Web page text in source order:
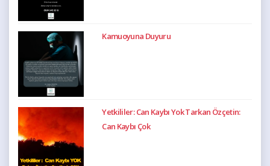
Kamuoyuna Duyuru
Yetkililer: Can Kaybı Yok Tarkan Özçetin:
Can Kaybı Çok